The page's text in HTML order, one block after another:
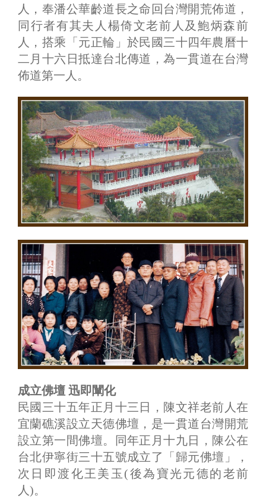
人，奉潘公華齡道長之命回台灣開荒佈道，
同行者有其夫人楊倚文老前人及鮑炳森前
人，搭乘「元正輪」於民國三十四年農曆十
二月十六日抵達台北傳道，為一貫道在台灣
佈道第一人。
成立佛壇 迅即闡化
民國三十五年正月十三日，陳文祥老前人在
宜蘭礁溪設立天德佛壇，是一貫道台灣開荒
設立第一間佛壇。同年正月十九日，陳公在
台北伊寧街三十五號成立了「歸元佛壇」，
次日即渡化王美玉(後為寶光元德的老前
人)。